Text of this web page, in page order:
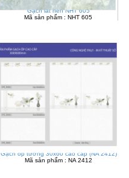
Gạch lát nền NHT 605
Mã sản phẩm : NHT 605
Gạch ốp tường 30x60 cao cấp (NA 2412)
Mã sản phẩm : NA 2412